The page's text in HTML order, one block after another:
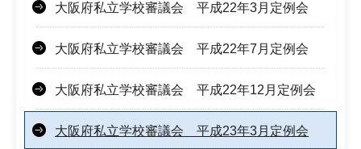
大阪府私立学校審議会 平成22年3月定例会
大阪府私立学校審議会 平成22年7月定例会
大阪府私立学校審議会 平成22年12月定例会
大阪府私立学校審議会 平成23年3月定例会